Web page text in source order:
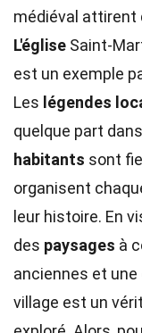
médiéval attirent
L'église Saint-
est un exemple
Les légendes
quelque part
habitants sont
organisent
leur histoire. En
des paysages à
anciennes et une
village est un